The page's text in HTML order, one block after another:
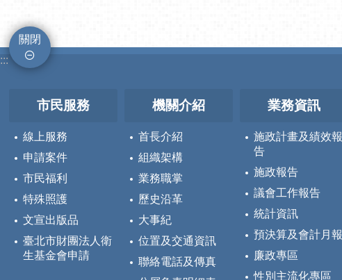
關閉
:::
市民服務
線上服務
申請案件
市民福利
特殊照護
文宣出版品
臺北市財團法人衛
生基金會申請
機關介紹
首長介紹
組織架構
業務職掌
歷史沿革
大事紀
位置及交通資訊
聯絡電話及傳真
業務資訊
施政計畫及績效報
告
施政報告
議會工作報告
統計資訊
預決算及會計月報
廉政專區
性別主流化專區